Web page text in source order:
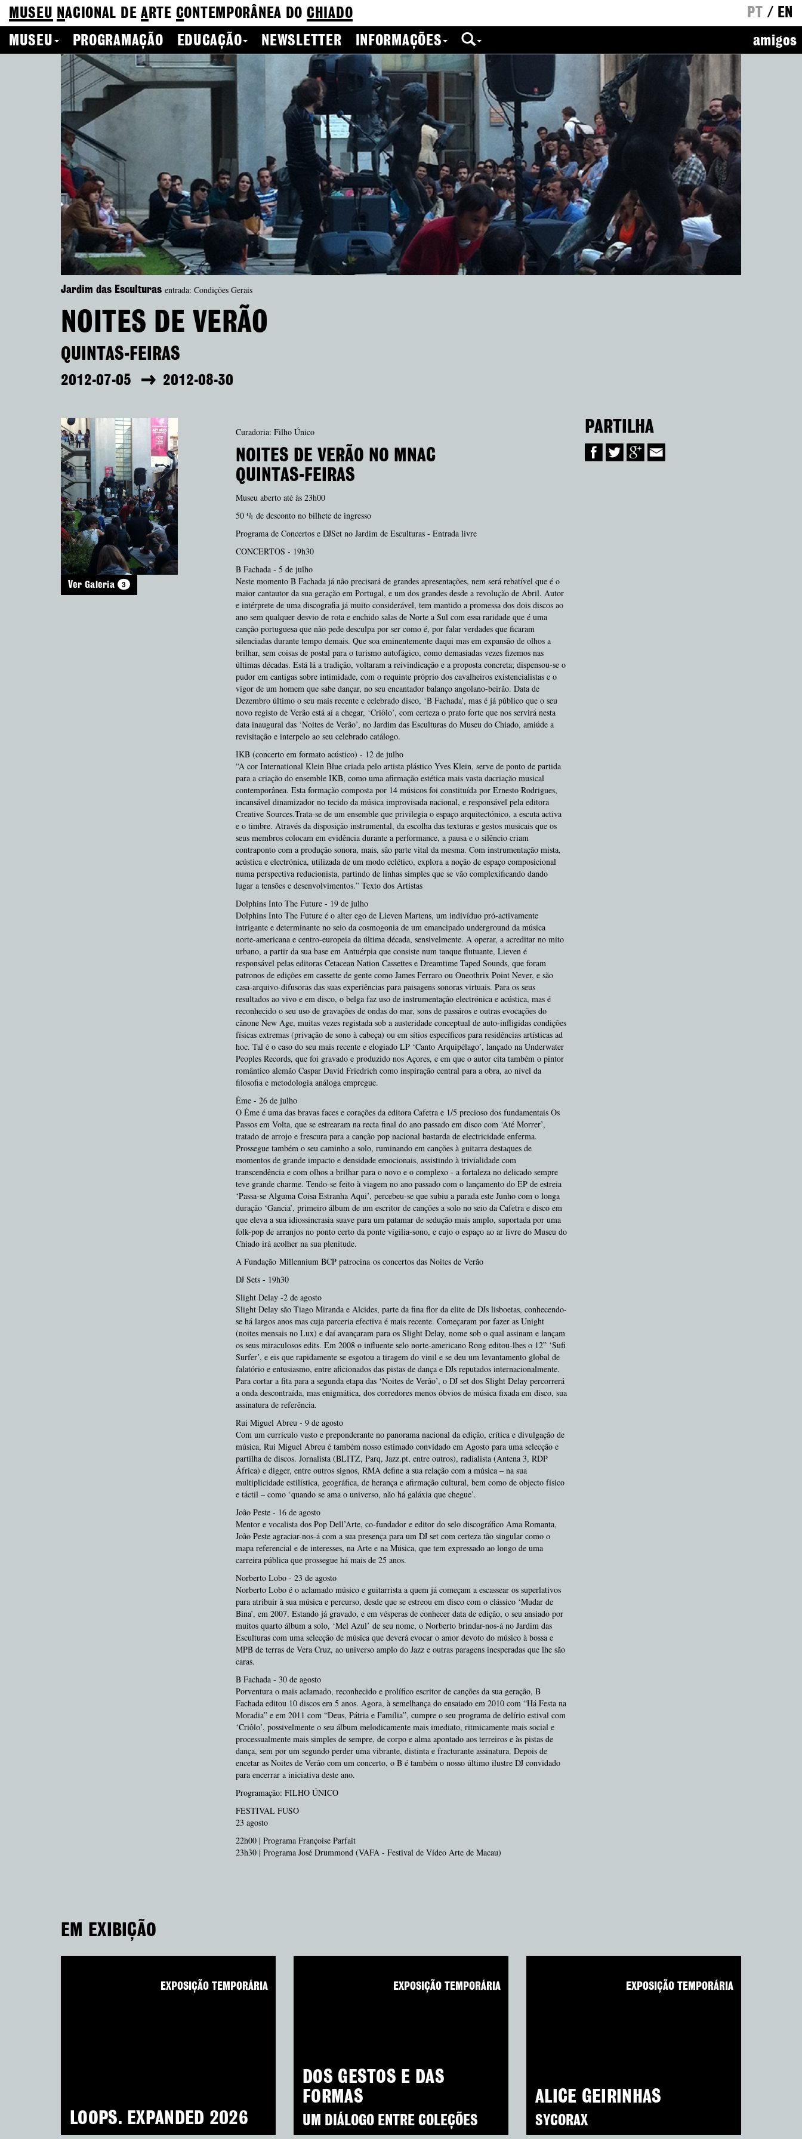
MUSEU NACIONAL DEA RTE CONTEMPORÂNEA DO CHIADO PT / EN
MUSEU
PROGRAMAÇÃO EDUCAÇÃO NEWSLETTER INFORMAÇÕES amigos
Jardim das Esculturas entrada: Condições Gerais
NOITES DE VERÃO
QUINTAS-FEIRAS
2012-07-05 2012-08-30
Ver Galeria 3
Curadoria: Filho Único
NOITES DE VERÃO NO MNAC
QUINTAS-FEIRAS
Museu aberto até às 23h00
50 % de desconto no bilhete de ingresso
Programa de Concertos e DJSet no Jardim de Esculturas - Entrada livre
CONCERTOS - 19h30
B Fachada - 5 de julho
Neste momento B Fachada já não precisará de grandes apresentações, nem será rebatível que é o
maior cantautor da sua geração em Portugal, e um dos grandes desde a revolução de Abril. Autor
e intérprete de uma discografia já muito considerável, tem mantido a promessa dos dois discos ao
ano sem qualquer desvio de rota e enchido salas de Norte a Sul com essa raridade que é uma
canção portuguesa que não pede desculpa por ser como é, por falar verdades que ficaram
silenciadas durante tempo demais. Que soa eminentemente daqui mas em expansão de olhos a
brilhar, sem coisas de postal para o turismo autofágico, como demasiadas vezes fizemos nas
últimas décadas. Está lá a tradição, voltaram a reivindicação e a proposta concreta; dispensou-se o
pudor em cantigas sobre intimidade, com o requinte próprio dos cavalheiros existencialistas e o
vigor de um homem que sabe dançar, no seu encantador balanço angolano-beirão. Data de
Dezembro último o seu mais recente e celebrado disco, ‘B Fachada’, mas é já público que o seu
novo registo de Verão está aí a chegar, ‘Criôlo’, com certeza o prato forte que nos servirá nesta
data inaugural das ‘Noites de Verão’, no Jardim das Esculturas do Museu do Chiado, amiúde a
revisitação e interpelo ao seu celebrado catálogo.
IKB (concerto em formato acústico) - 12 de julho
“A cor International Klein Blue criada pelo artista plástico Yves Klein, serve de ponto de partida
para a criação do ensemble IKB, como uma afirmação estética mais vasta dacriação musical
contemporânea. Esta formação composta por 14 músicos foi constituída por Ernesto Rodrigues,
incansável dinamizador no tecido da música improvisada nacional, e responsável pela editora
Creative Sources.Trata-se de um ensemble que privilegia o espaço arquitectónico, a escuta activa
e o timbre. Através da disposição instrumental, da escolha das texturas e gestos musicais que os
seus membros colocam em evidência durante a performance, a pausa e o silêncio criam
contraponto com a produção sonora, mais, são parte vital da mesma. Com instrumentação mista,
acústica e electrónica, utilizada de um modo eclético, explora a noção de espaço composicional
numa perspectiva reducionista, partindo de linhas simples que se vão complexificando dando
lugar a tensões e desenvolvimentos.” Texto dos Artistas
Dolphins Into The Future - 19 de julho
Dolphins Into The Future é o alter ego de Lieven Martens, um indivíduo pró-activamente
intrigante e determinante no seio da cosmogonia de um emancipado underground da música
norte-americana e centro-europeia da última década, sensivelmente. A operar, a acreditar no mito
urbano, a partir da sua base em Antuérpia que consiste num tanque flutuante, Lieven é
responsável pelas editoras Cetacean Nation Cassettes e Dreamtime Taped Sounds, que foram
patronos de edições em cassette de gente como James Ferraro ou Oneothrix Point Never, e são
casa-arquivo-difusoras das suas experiências para paisagens sonoras virtuais. Para os seus
resultados ao vivo e em disco, o belga faz uso de instrumentação electrónica e acústica, mas é
reconhecido o seu uso de gravações de ondas do mar, sons de passáros e outras evocações do
cânone New Age, muitas vezes registada sob a austeridade conceptual de auto-infligidas condições
físicas extremas (privação de sono à cabeça) ou em sítios específicos para residências artísticas ad
hoc. Tal é o caso do seu mais recente e elogiado LP ‘Canto Arquipélago’, lançado na Underwater
Peoples Records, que foi gravado e produzido nos Açores, e em que o autor cita também o pintor
romântico alemão Caspar David Friedrich como inspiração central para a obra, ao nível da
filosofia e metodologia análoga empregue.
Éme - 26 de julho
O Éme é uma das bravas faces e corações da editora Cafetra e 1/5 precioso dos fundamentais Os
Passos em Volta, que se estrearam na recta final do ano passado em disco com ‘Até Morrer’,
tratado de arrojo e frescura para a canção pop nacional bastarda de electricidade enferma.
Prossegue também o seu caminho a solo, ruminando em canções à guitarra destaques de
momentos de grande impacto e densidade emocionais, assistindo à trivialidade com
transcendência e com olhos a brilhar para o novo e o complexo - a fortaleza no delicado sempre
teve grande charme. Tendo-se feito à viagem no ano passado com o lançamento do EP de estreia
‘Passa-se Alguma Coisa Estranha Aqui’, percebeu-se que subiu a parada este Junho com o longa
duração ‘Gancia’, primeiro álbum de um escritor de canções a solo no seio da Cafetra e disco em
que eleva a sua idiossincrasia suave para um patamar de sedução mais amplo, suportada por uma
folk-pop de arranjos no ponto certo da ponte vígilia-sono, e cujo o espaço ao ar livre do Museu do
Chiado irá acolher na sua plenitude.
A Fundação Millennium BCP patrocina os concertos das Noites de Verão
DJ Sets - 19h30
Slight Delay -2 de agosto
Slight Delay são Tiago Miranda e Alcides, parte da fina flor da elite de DJs lisboetas, conhecendo-
se há largos anos mas cuja parceria efectiva é mais recente. Começaram por fazer as Unight
(noites mensais no Lux) e daí avançaram para os Slight Delay, nome sob o qual assinam e lançam
os seus miraculosos edits. Em 2008 o influente selo norte-americano Rong editou-lhes o 12” ‘Sufi
Surfer’, e eis que rapidamente se esgotou a tiragem do vinil e se deu um levantamento global de
falatório e entusiasmo, entre aficionados das pistas de dança e DJs reputados internacionalmente.
Para cortar a fita para a segunda etapa das ‘Noites de Verão’, o DJ set dos Slight Delay percorrerá
a onda descontraída, mas enigmática, dos corredores menos óbvios de música fixada em disco, sua
assinatura de referência.
Rui Miguel Abreu - 9 de agosto
Com um currículo vasto e preponderante no panorama nacional da edição, crítica e divulgação de
música, Rui Miguel Abreu é também nosso estimado convidado em Agosto para uma selecção e
partilha de discos. Jornalista (BLITZ, Parq, Jazz.pt, entre outros), radialista (Antena 3, RDP
África) e digger, entre outros signos, RMA define a sua relação com a música – na sua
multiplicidade estilística, geográfica, de herança e afirmação cultural, bem como de objecto físico
e táctil – como ‘quando se ama o universo, não há galáxia que chegue’.
João Peste - 16 de agosto
Mentor e vocalista dos Pop Dell’Arte, co-fundador e editor do selo discográfico Ama Romanta,
João Peste agraciar-nos-á com a sua presença para um DJ set com certeza tão singular como o
mapa referencial e de interesses, na Arte e na Música, que tem expressado ao longo de uma
carreira pública que prossegue há mais de 25 anos.
Norberto Lobo - 23 de agosto
Norberto Lobo é o aclamado músico e guitarrista a quem já começam a escassear os superlativos
para atribuir à sua música e percurso, desde que se estreou em disco com o clássico ‘Mudar de
Bina’, em 2007. Estando já gravado, e em vésperas de conhecer data de edição, o seu ansiado por
muitos quarto álbum a solo, ‘Mel Azul’ de seu nome, o Norberto brindar-nos-á no Jardim das
Esculturas com uma selecção de música que deverá evocar o amor devoto do músico à bossa e
MPB de terras de Vera Cruz, ao universo amplo do Jazz e outras paragens inesperadas que lhe são
caras.
B Fachada - 30 de agosto
Porventura o mais aclamado, reconhecido e prolífico escritor de canções da sua geração, B
Fachada editou 10 discos em 5 anos. Agora, à semelhança do ensaiado em 2010 com “Há Festa na
Moradia” e em 2011 com “Deus, Pátria e Família”, cumpre o seu programa de delírio estival com
‘Criôlo’, possivelmente o seu álbum melodicamente mais imediato, ritmicamente mais social e
processualmente mais simples de sempre, de corpo e alma apontado aos terreiros e às pistas de
dança, sem por um segundo perder uma vibrante, distinta e fracturante assinatura. Depois de
encetar as Noites de Verão com um concerto, o B é também o nosso último ilustre DJ convidado
para encerrar a iniciativa deste ano.
Programação: FILHO ÚNICO
FESTIVAL FUSO
23 agosto
22h00 | Programa Françoise Parfait
23h30 | Programa José Drummond (VAFA - Festival de Vídeo Arte de Macau)
PARTILHA
EM EXIBIÇÃO
LOOPS. EXPANDED 2026
EXPOSIÇÃO TEMPORÁRIA
DOS GESTOS E DAS
FORMAS
UM DIÁLOGO ENTRE COLEÇÕES
EXPOSIÇÃO TEMPORÁRIA
ALICE GEIRINHAS
SYCORAX
EXPOSIÇÃO TEMPORÁRIA